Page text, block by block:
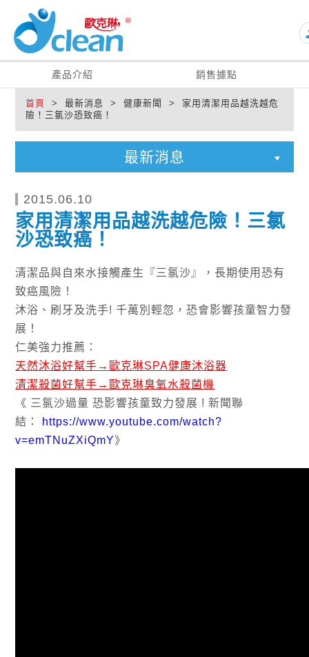
產品介紹 銷售據點
首頁
> 最新消息 > 健康新聞 > 家用清潔用品越洗越危
險！三氯沙恐致癌！
最新消息
2015.06.10
家用清潔用品越洗越危險！三氯
沙恐致癌！
清潔品與自來水接觸產生『三氯沙』，長期使用恐有
致癌風險！
沐浴、刷牙及洗手! 千萬別輕忽，恐會影響孩童智力發
展！
仁美強力推薦：
天然沐浴好幫手→歐克琳SPA健康沐浴器
清潔殺菌好幫手→歐克琳臭氧水殺菌機
《 三氯沙過量 恐影響孩童致力發展 ! 新聞聯
結： https://www.youtube.com/watch?
v=emTNuZXiQmY》